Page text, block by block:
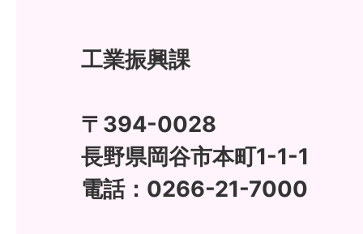
工業振興課
〒394-0028
長野県岡谷市本町1-1-1
電話：0266-21-7000